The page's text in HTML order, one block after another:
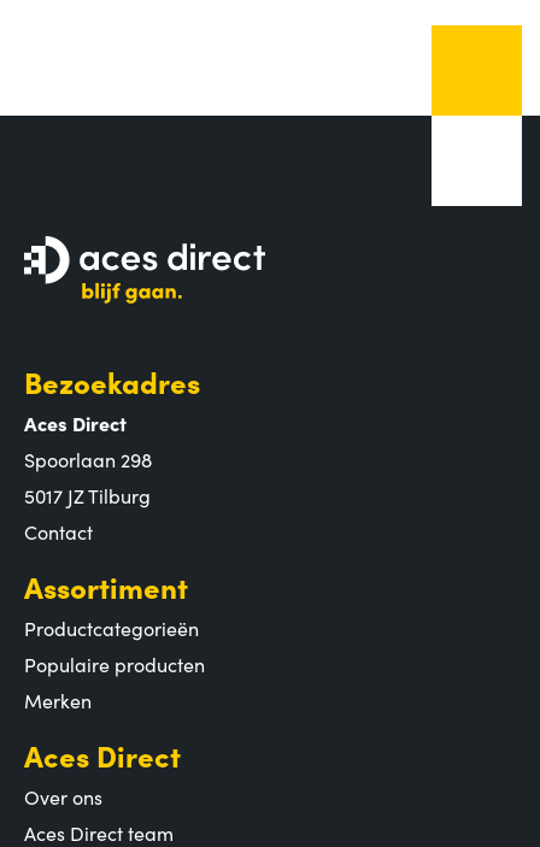
Bezoekadres
Aces Direct
Spoorlaan 298
5017 JZ Tilburg
Contact
Assortiment
Productcategorieën
Populaire producten
Merken
Aces Direct
Over ons
Aces Direct team